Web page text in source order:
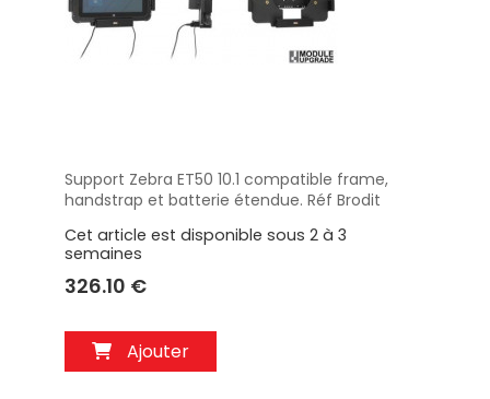
Aperçu
Support Zebra ET50 10.1 compatible frame,
handstrap et batterie étendue. Réf Brodit
Cet article est disponible sous 2 à 3
semaines
326.10 €
Ajouter